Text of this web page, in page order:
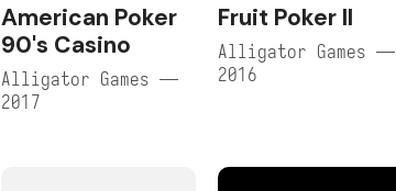
American Poker
90's Casino
Alligator Games —
2017
Fruit Poker II
Alligator Games —
2016